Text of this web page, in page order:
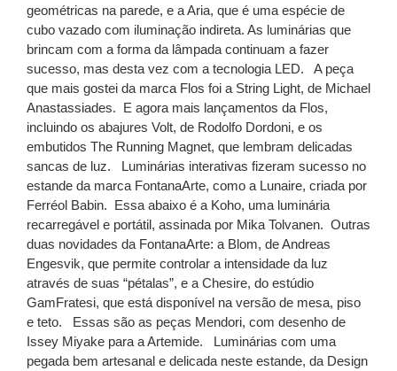
geométricas na parede, e a Aria, que é uma espécie de
cubo vazado com iluminação indireta. As luminárias que
brincam com a forma da lâmpada continuam a fazer
sucesso, mas desta vez com a tecnologia LED.
A peça
que mais gostei da marca Flos foi a String Light, de Michael
Anastassiades. E agora mais lançamentos da Flos,
incluindo os abajures Volt, de Rodolfo Dordoni, e os
embutidos The Running Magnet, que lembram delicadas
sancas de luz.
Luminárias interativas fizeram sucesso no
estande da marca FontanaArte, como a Lunaire, criada por
Ferréol Babin. Essa abaixo é a Koho, uma luminária
recarregável e portátil, assinada por Mika Tolvanen. Outras
duas novidades da FontanaArte: a Blom, de Andreas
Engesvik, que permite controlar a intensidade da luz
através de suas “pétalas”, e a Chesire, do estúdio
GamFratesi, que está disponível na versão de mesa, piso
e teto.
Essas são as peças Mendori, com desenho de
Issey Miyake para a Artemide.
Luminárias com uma
pegada bem artesanal e delicada neste estande, da Design